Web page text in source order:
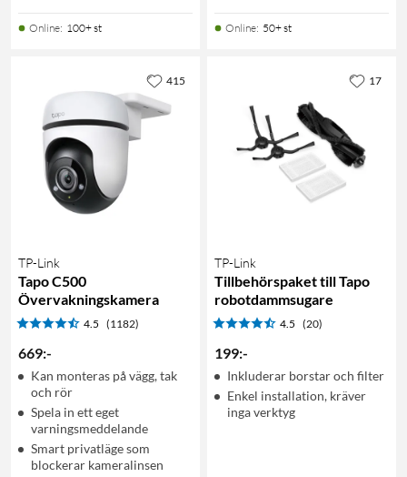
Online: 100+ st Online: 50+ st
TP-Link
Tapo C500
Övervakningskamera
4.5 (1182)
669:-
Kan monteras på vägg, tak
och rör
Spela in ett eget
varningsmeddelande
Smart privatläge som
blockerar kameralinsen
415
TP-Link
Tillbehörspaket till Tapo
robotdammsugare
4.5 (20)
199:-
Inkluderar borstar och filter
Enkel installation, kräver
inga verktyg
17